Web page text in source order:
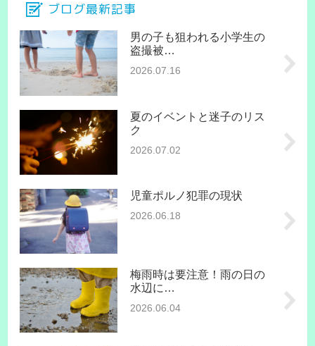
ブログ最新記事
男の子も狙われる小学生の
盗撮被…
2026.07.16
夏のイベントと迷子のリス
ク
2026.07.02
児童ポルノ犯罪の現状
2026.06.18
梅雨時は要注意！雨の日の
水辺に…
2026.06.04